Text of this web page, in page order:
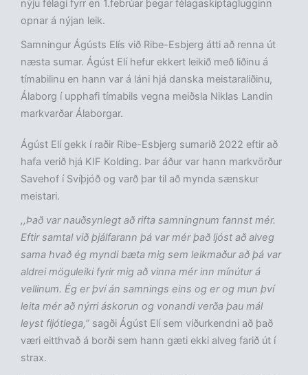
nýju félagi fyrr en 1.febrúar þegar félagaskiptaglugginn
opnar á nýjan leik.
Samningur Ágústs Elís við Ribe-Esbjerg átti að renna út
næsta sumar. Ágúst Elí hefur ekkert leikið með liðinu á
tímabilinu en hann var á láni hjá danska meistaraliðinu,
Álaborg í upphafi tímabils vegna meiðsla Niklas Landin
markvarðar Álaborgar.
Ágúst Elí gekk í raðir Ribe-Esbjerg sumarið 2022 eftir að
hafa verið hjá KIF Kolding. Þar áður var hann markvörður
Savehof í Svíþjóð og varð þar til að mynda sænskur
meistari.
,,Það var nauðsynlegt að rifta samningnum fannst mér.
Eftir samtal við þjálfarann þá var mér það ljóst að alveg
sama hvað ég myndi bæta mig sem leikmaður að þá var
aldrei möguleiki fyrir mig að vinna mér inn mínútur á
vellinum. Ég er því án samnings eins og er og mun því
leita mér að nýrri áskorun og vonandi verða þau mál
leyst fljótlega,” sagði Ágúst Elí sem viðurkendni að það
væri eitthvað á borði sem hann gæti ekki alveg farið út í
strax.